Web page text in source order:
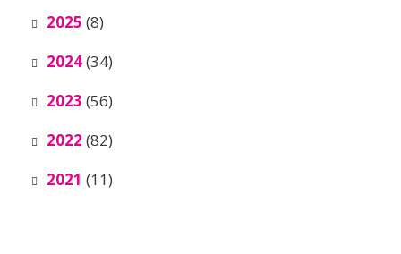
2025 (8)
2024(34)
2023 (56)
2022 (82)
2021 (11)